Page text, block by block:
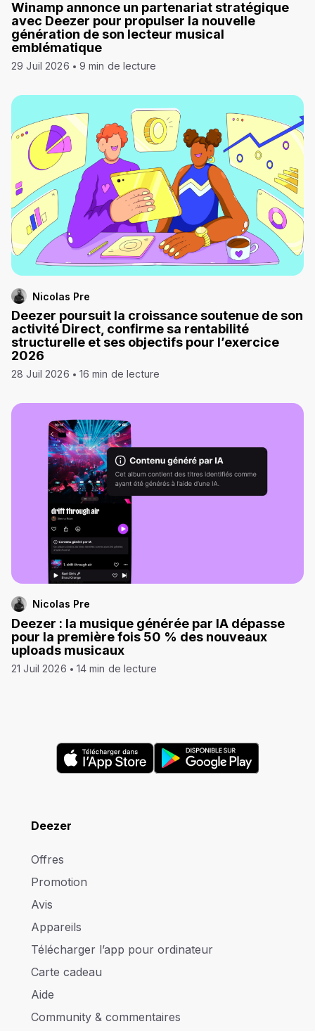
Winamp annonce un partenariat stratégique
avec Deezer pour propulser la nouvelle
génération de son lecteur musical
emblématique
29 Juil 2026 9 min de lecture
Nicolas Pre
Deezer poursuit la croissance soutenue de son
activité Direct, confirme sa rentabilité
structurelle et ses objectifs pour l’exercice
2026
28 Juil 2026 16 min de lecture
Nicolas Pre
Deezer : la musique générée par IA dépasse
pour la première fois 50 % des nouveaux
uploads musicaux
21 Juil 2026 14 min de lecture
Deezer
Offres
Promotion
Avis
Appareils
Télécharger l’app pour ordinateur
Carte cadeau
Aide
Community & commentaires